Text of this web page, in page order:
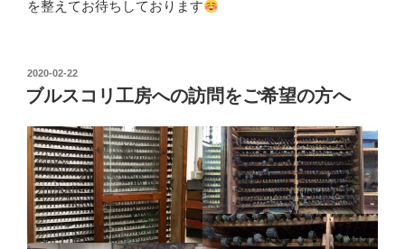
を整えてお待ちしております
2020-02-22
ブルスコリ工房への訪問をご希望の方へ